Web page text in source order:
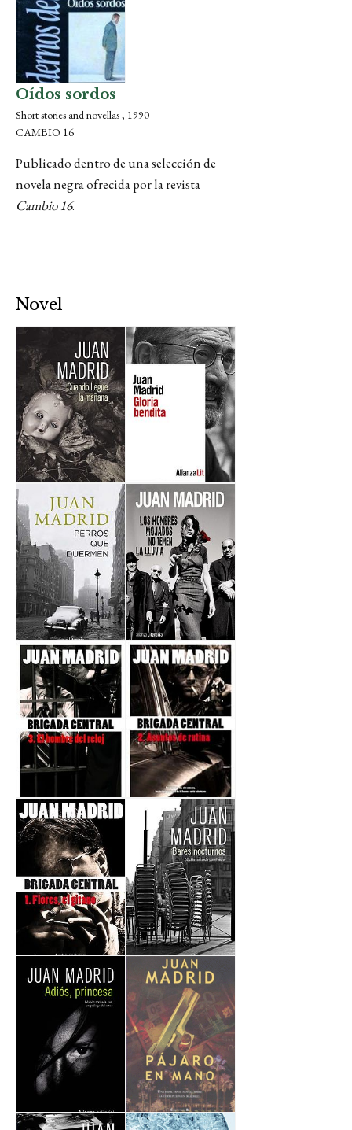
Oídos sordos
Short stories and novellas , 1990
CAMBIO 16
Publicado dentro de una selección de
novela negra ofrecida por la revista
Cambio 16.
Novel